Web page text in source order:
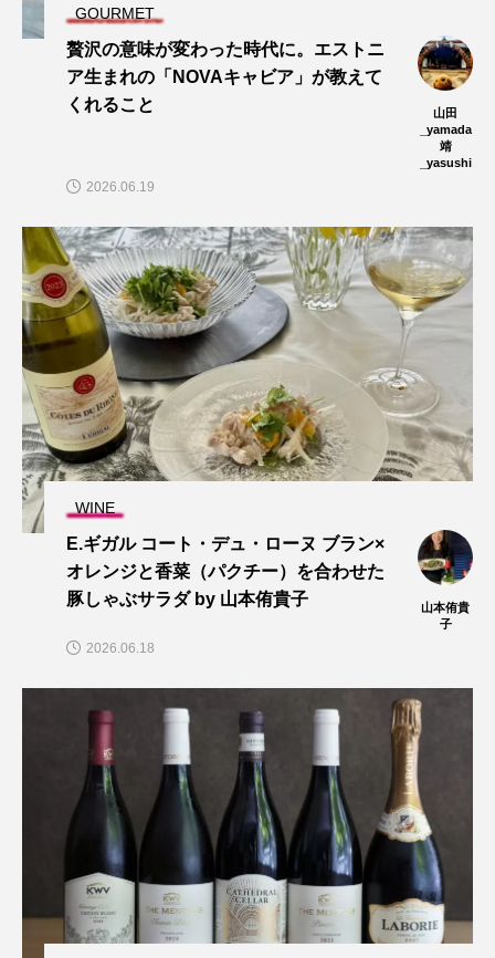
GOURMET
贅沢の意味が変わった時代に。エストニ
ア生まれの「NOVAキャビア」が教えて
くれること
山田
_yamada
靖
_yasushi
2026.06.19
WINE
E.ギガル コート・デュ・ローヌ ブラン×
オレンジと香菜（パクチー）を合わせた
豚しゃぶサラダ by 山本侑貴子
山本侑貴
子
2026.06.18